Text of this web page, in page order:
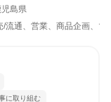
島県
流通、営業、商品企画、
に取り組む